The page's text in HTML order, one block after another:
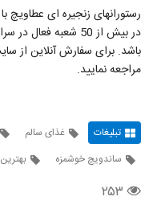
رستورانهای زنجیره ای عطاویچ
در بیش از 50 شعبه
باشد. برای سفارش آنلاین از
مراجعه نمایید.
تبلیغات غذای سالم
ساندویچ خوشمزه
۲۵۳